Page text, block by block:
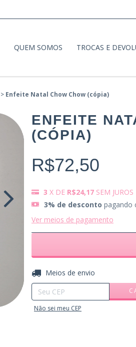
QUEM SOMOS TROCAS E
> Enfeite Natal Chow Chow (cópia)
ENFEITE
(CÓPIA)
R$72,50
3 X DE R$24,17 SEM JUROS
3% de desconto pagando
Ver meios de pagamento
Entregas para o CEP:
Meios de envio
Não sei meu CEP